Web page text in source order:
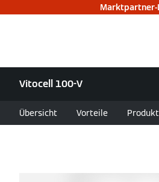
Marktpartner-
Vitocell 100-V
Übersicht Vorteile